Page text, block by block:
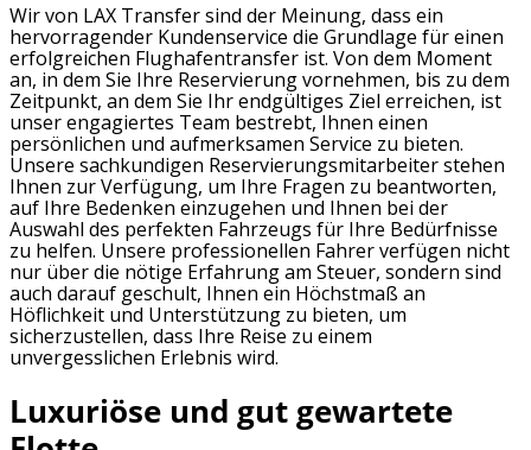
Wir von LAX Transfer sind der Meinung, dass ein
hervorragender Kundenservice die Grundlage für einen
erfolgreichen Flughafentransfer ist. Von dem Moment
an, in dem Sie Ihre Reservierung vornehmen, bis zu dem
Zeitpunkt, an dem Sie Ihr endgültiges Ziel erreichen, ist
unser engagiertes Team bestrebt, Ihnen einen
persönlichen und aufmerksamen Service zu bieten.
Unsere sachkundigen Reservierungsmitarbeiter stehen
Ihnen zur Verfügung, um Ihre Fragen zu beantworten,
auf Ihre Bedenken einzugehen und Ihnen bei der
Auswahl des perfekten Fahrzeugs für Ihre Bedürfnisse
zu helfen. Unsere professionellen Fahrer verfügen nicht
nur über die nötige Erfahrung am Steuer, sondern sind
auch darauf geschult, Ihnen ein Höchstmaß an
Höflichkeit und Unterstützung zu bieten, um
sicherzustellen, dass Ihre Reise zu einem
unvergesslichen Erlebnis wird.
Luxuriöse und gut gewartete